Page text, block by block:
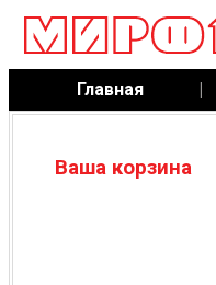
Главная |
Ваша корзина